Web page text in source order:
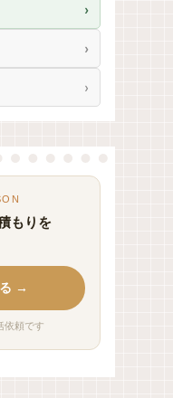
›
›
›
もりを
→
依頼です